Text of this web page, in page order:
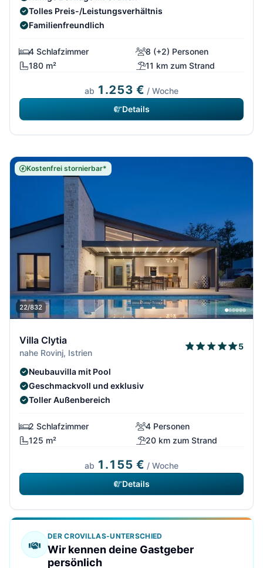
Tolles Preis-/Leistungsverhältnis
Familienfreundlich
4 Schlafzimmer
8 (+2) Personen
180 m²
11 km zum Strand
ab 1.253 € / Woche
Details
Kostenfrei stornierbar*
22/832
Villa Clytia
nahe Rovinj, Istrien
5
Neubauvilla mit Pool
Geschmackvoll und exklusiv
Toller Außenbereich
2 Schlafzimmer
4 Personen
125 m²
20 km zum Strand
ab 1.155 € / Woche
Details
DER CROVILLAS-UNTERSCHIED
Wir kennen deine Gastgeber
persönlich